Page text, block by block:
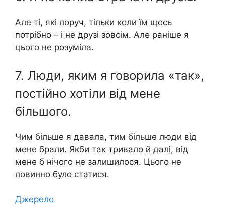
Але ті, які поруч, тільки коли їм щось
потрібно – і не друзі зовсім. Але раніше я
цього не розуміла.
7. Люди, яким я говорила «так»,
постійно хотіли від мене
більшого.
Чим більше я давала, тим більше люди від
мене брали. Якби так тривало й далі, від
мене б нічого не залишилося. Цього не
повинно було статися.
Джерело